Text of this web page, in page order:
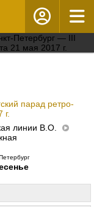
парад ретро-
г.
линии В.О.